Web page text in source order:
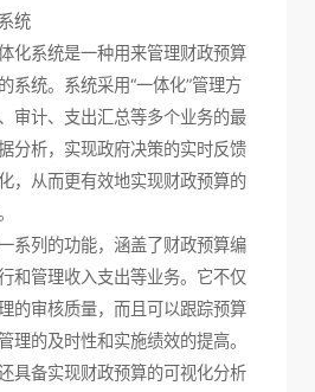
统
系统是一种用来管理财政预算
系统。系统采用“一体化”管理方
审计、支出汇总等多个业务的最
分析，实现政府决策的实时反馈
，从而更有效地实现财政预算的
列的功能，涵盖了财政预算编
和管理收入支出等业务。它不仅
的审核质量，而且可以跟踪预算
理的及时性和实施绩效的提高。
备实现财政预算的可视化分析